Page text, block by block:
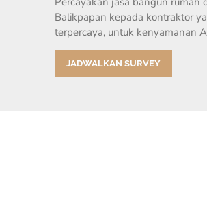
Balikpapan kepada kontraktor
terpercaya, untuk kenyamanan
JADWALKAN SURVEY